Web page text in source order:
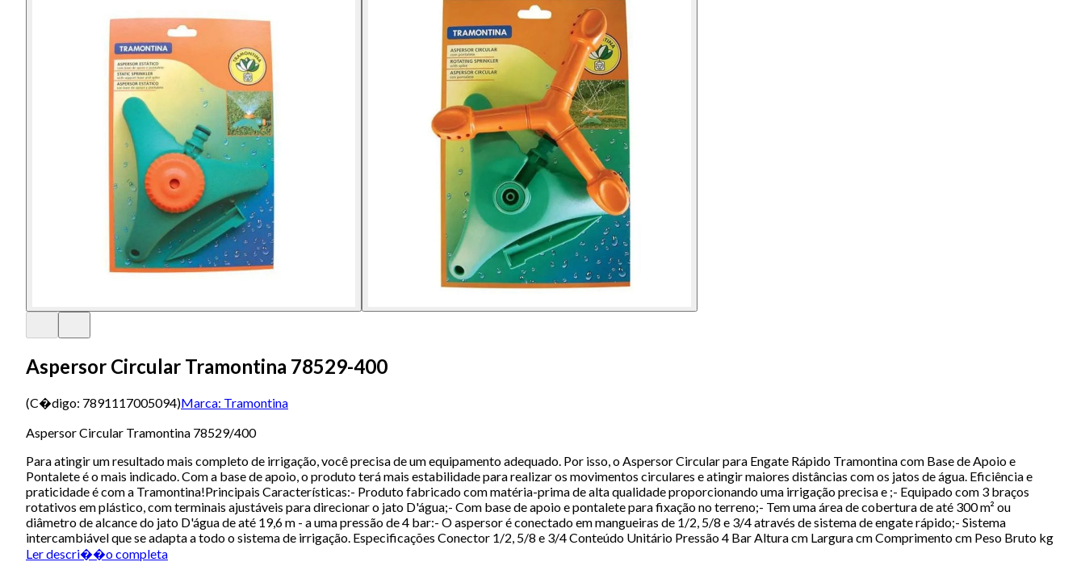
Aspersor Circular Tramontina 78529-400
(C�digo: 7891117005094)Marca: Tramontina
Aspersor Circular Tramontina 78529/400
Para atingir um resultado mais completo de irrigação, você precisa de um equipamento adequado. Por isso, o Aspersor Circular para Engate Rápido Tramontina com Base de Apoio e
Pontalete é o mais indicado. Com a base de apoio, o produto terá mais estabilidade para realizar os movimentos circulares e atingir maiores distâncias com os jatos de água. Eficiência e
praticidade é com a Tramontina!Principais Características:- Produto fabricado com matéria-prima de alta qualidade proporcionando uma irrigação precisa e ;- Equipado com 3 braços
rotativos em plástico, com terminais ajustáveis para direcionar o jato D'água;- Com base de apoio e pontalete para fixação no terreno;- Tem uma área de cobertura de até 300 m² ou
diâmetro de alcance do jato D'água de até 19,6 m - a uma pressão de 4 bar:- O aspersor é conectado em mangueiras de 1/2, 5/8 e 3/4 através de sistema de engate rápido;- Sistema
intercambiável que se adapta a todo o sistema de irrigação. Especificações Conector 1/2, 5/8 e 3/4 Conteúdo Unitário Pressão 4 Bar Altura cm Largura cm Comprimento cm Peso Bruto kg
Ler descri��o completa